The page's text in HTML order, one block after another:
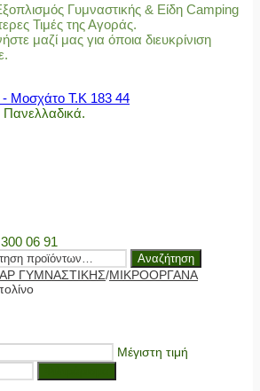
Γυμναστικής & Είδη Camping
Τιμές της Αγοράς.
μαζί μας για όποια διευκρίνιση
- Μοσχάτο Τ.Κ 183 44
06 91
Αναζήτηση
ΓΥΜΝΑΣΤΙΚΗΣ/ΜΙΚΡΟΟΡΓΑΝΑ
Μέγιστη τιμή